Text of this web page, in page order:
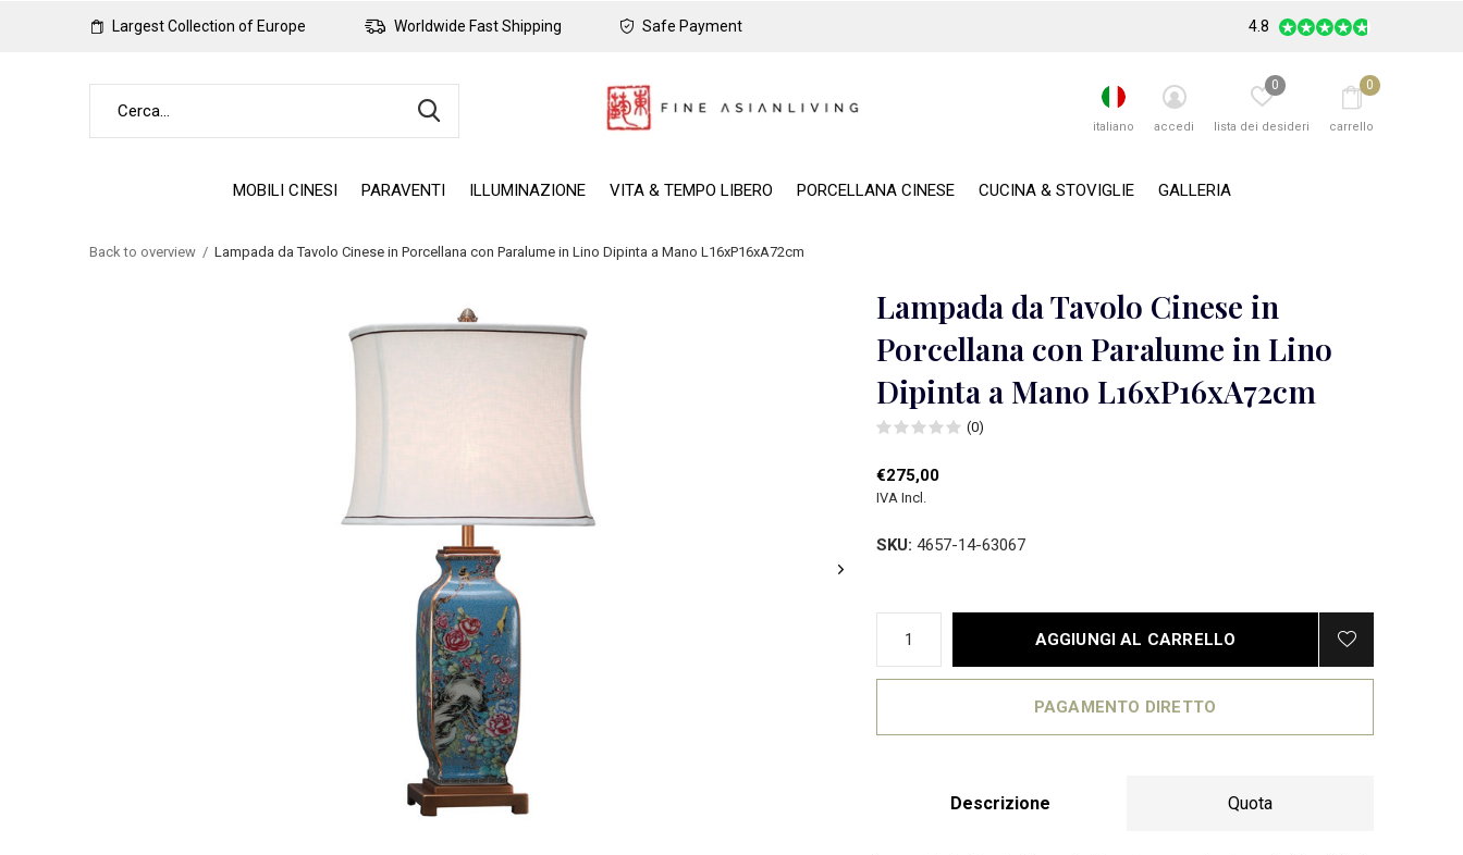
MOBILI CINESI PARAVENTI ILLUMINAZIONE VITA & TEMPO LIBERO PORCELLANA CINESE CUCINA & STOVIGLIE GALLERIA
italiano accedi lista dei desideri
0
carrello
0
Largest Collection of Europe Worldwide Fast Shipping Safe Payment 4.8
Back to overview Lampada da Tavolo Cinese in Porcellana con Paralume in Lino Dipinta a Mano L16xP16xA72cm
Lampada da Tavolo Cinese in
Porcellana con Paralume in Lino
Dipinta a Mano L16xP16xA72cm
(0)
€275,00
IVA Incl.
SKU: 4657-14-63067
AGGIUNGI AL CARRELLO
PAGAMENTO DIRETTO
Descrizione Quota